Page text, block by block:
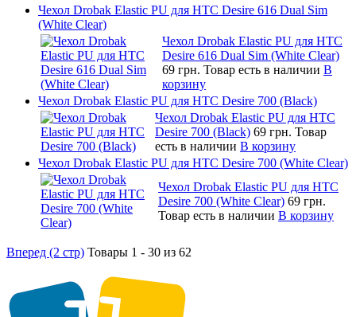
Чехол Drobak Elastic PU для HTC Desire 616 Dual Sim
(White Clear)
Чехол Drobak Elastic PU для HTC
Desire 616 Dual Sim (White Clear)
69 грн. Товар есть в наличии В
корзину
Чехол Drobak Elastic PU для HTC Desire 700 (Black)
Чехол Drobak Elastic PU для HTC
Desire 700 (Black) 69 грн. Товар
есть в наличии В корзину
Чехол Drobak Elastic PU для HTC Desire 700 (White Clear)
Чехол Drobak Elastic PU для HTC
Desire 700 (White Clear) 69 грн.
Товар есть в наличии В корзину
Вперед (2 стр) Товары 1 - 30 из 62